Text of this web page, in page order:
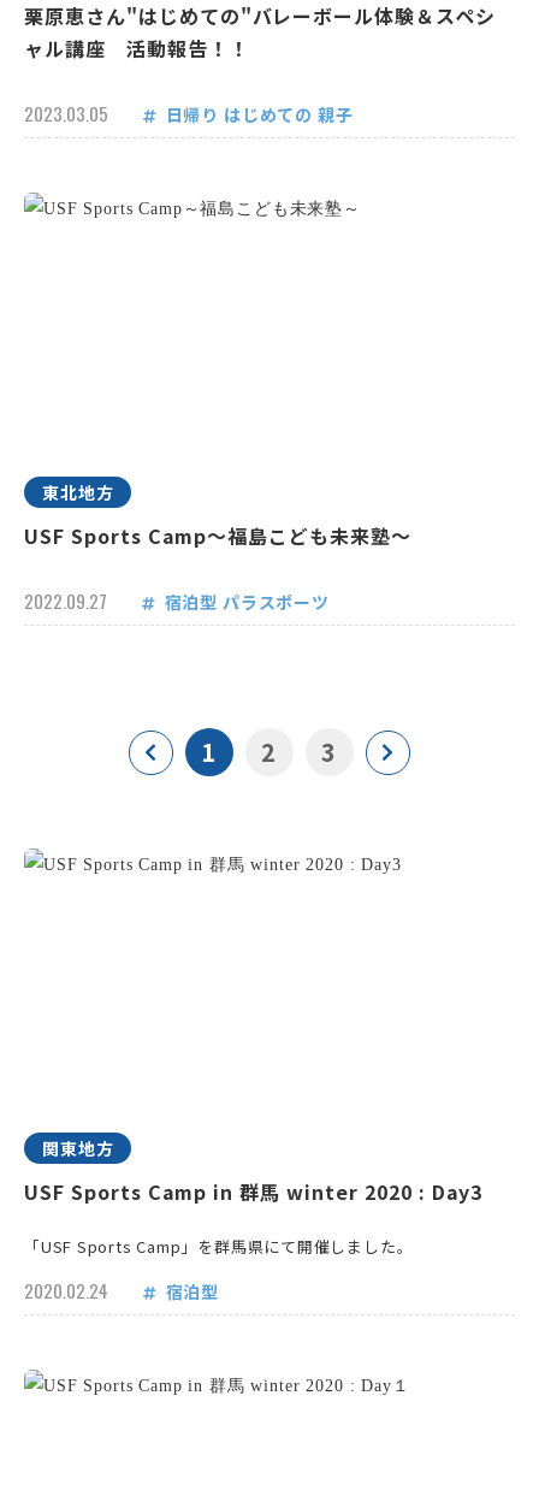
栗原恵さん"はじめての"バレーボール体験＆スペシ
ャル講座 活動報告！！
2023.03.05 日帰り はじめての 親子
東北地方
USF Sports Camp～福島こども未来塾～
2022.09.27 宿泊型 パラスポーツ
1 2 3
関東地方
USF Sports Camp in 群馬 winter 2020 : Day3
「USF Sports Camp」を群馬県にて開催しました。
2020.02.24 宿泊型